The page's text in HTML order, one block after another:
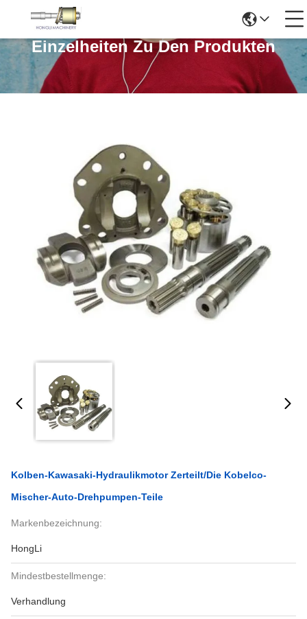
Einzelheiten Zu Den Produkten
Kolben-Kawasaki-Hydraulikmotor Zerteilt/die Kobelco-
Mischer-Auto-Drehpumpen-Teile
Markenbezeichnung:
HongLi
Mindestbestellmenge:
Verhandlung